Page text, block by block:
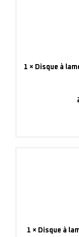
1 × Disque à
1 × Disque à